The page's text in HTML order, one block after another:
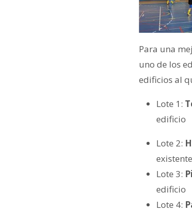
Para una
uno de los
edificios al
Lote 1:
edificio
Lote 2:
Lote 3:
edificio
Lote 4: